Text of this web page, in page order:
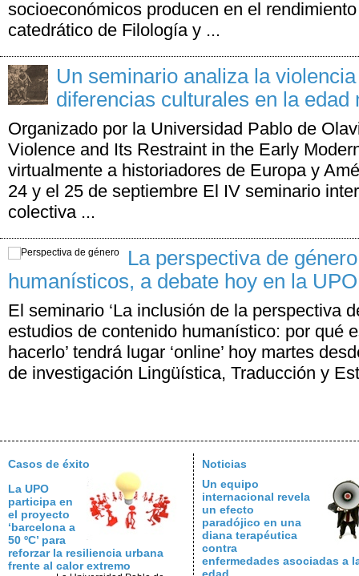
socioeconómicos producen en el
catedrático de Filología y ...
Un seminario analiza la
diferencias culturales en la edad
Organizado por la Universidad Pablo de
Violence and Its Restraint in the Early
virtualmente a historiadores de Europa y
24 y el 25 de septiembre El IV seminario
colectiva ...
La perspectiva de
humanísticos, a debate hoy en la UPO
El seminario ‘La inclusión de la perspectiva
estudios de contenido humanístico: por qué
hacerlo’ tendrá lugar ‘online’ hoy martes
de investigación Lingüística, Traducción y
Casos de éxito
La UPO
participa en
el proyecto
‘barcelona a
50 ºC’ para
reforzar la resiliencia urbana
frente al calor extremo
Noticias
Un equipo
internacional revela
un efecto
paradójico en una
diana terapéutica
contra
enfermedades asociadas a